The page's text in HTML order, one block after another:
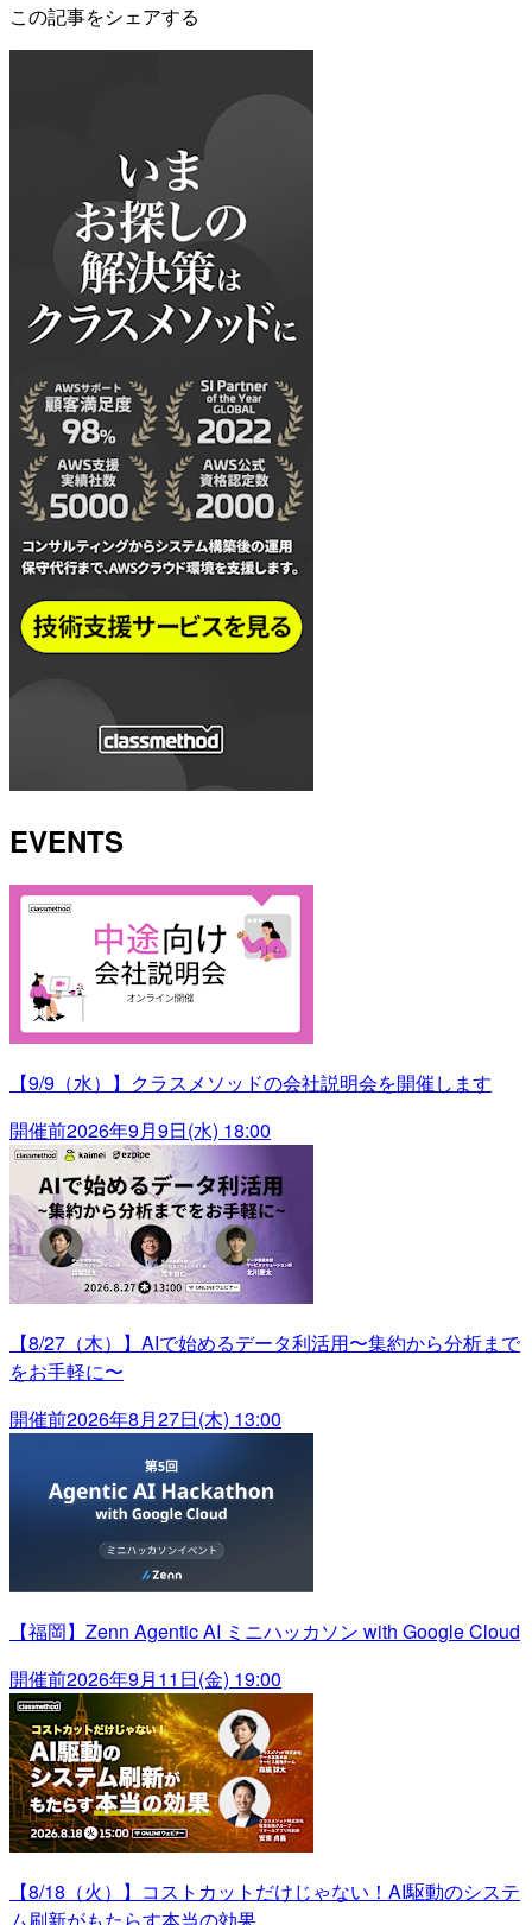
この記事をシェアする
EVENTS
【9/9（水）】クラスメソッドの会社説明会を開催します
開催前2026年9月9日(水) 18:00
【8/27（木）】AIで始めるデータ利活用〜集約から分析まで
をお手軽に〜
開催前2026年8月27日(木) 13:00
【福岡】Zenn Agentic AI ミニハッカソン with Google Cloud
開催前2026年9月11日(金) 19:00
【8/18（火）】コストカットだけじゃない！AI駆動のシステ
ム刷新がもたらす本当の効果